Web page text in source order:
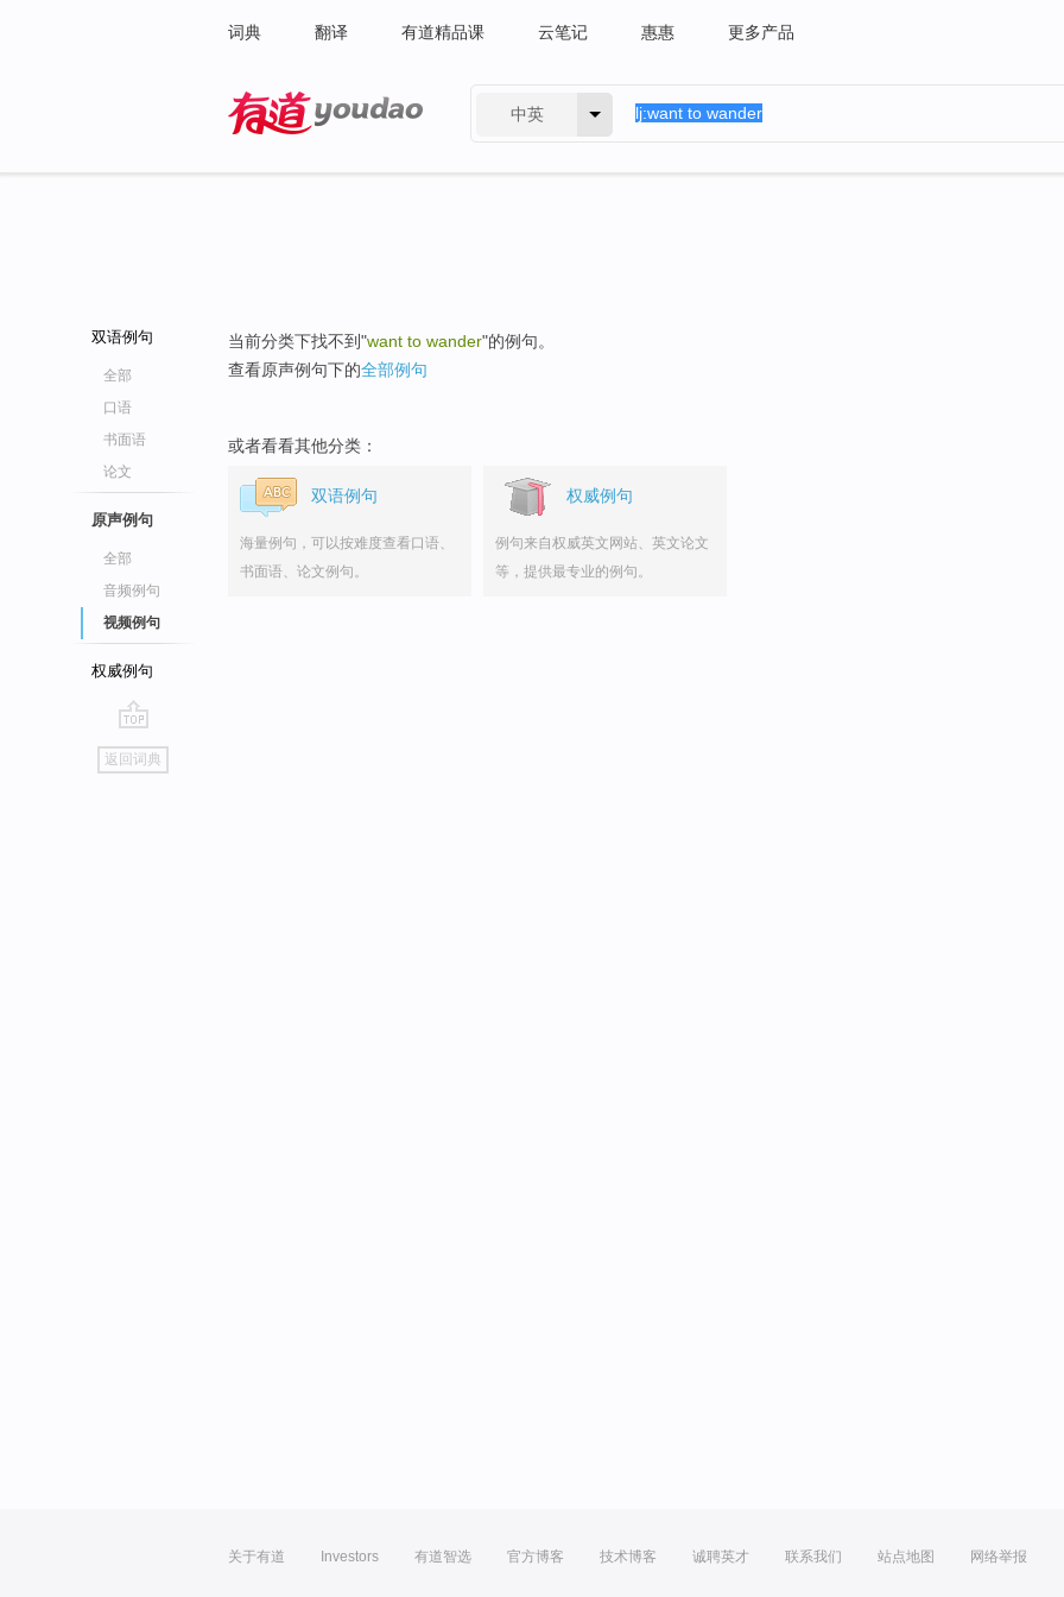
词典 翻译 有道精品课 云笔记 惠惠 更多产品
中英
双语例句
全部
口语
书面语
论文
原声例句
全部
音频例句
视频例句
权威例句
go
top
返回词典
当前分类下找不到"want to wander"的例句。
查看原声例句下的全部例句
或者看看其他分类：
双语例句
海量例句，可以按难度查看口语、
书面语、论文例句。
权威例句
例句来自权威英文网站、英文论文
等，提供最专业的例句。
关于有道 Investors 有道智选 官方博客 技术博客 诚聘英才 联系我们 站点地图 网络举报